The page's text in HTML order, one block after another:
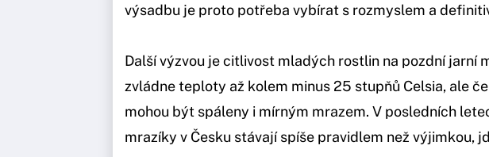
výsadbu je proto potřeba vybírat s rozmyslem a
Další výzvou je citlivost mladých rostlin na pozdní jarní
zvládne teploty až kolem minus 25 stupňů Celsia, ale
mohou být spáleny i mírným mrazem. V posledních
mrazíky v Česku stávají spíše pravidlem než výjimkou,